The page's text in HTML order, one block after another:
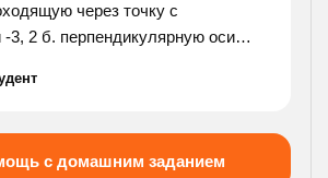
через точку с
-3, 2 б. перпендикулярную оси
с домашним заданием